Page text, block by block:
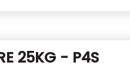
25KG - P4S